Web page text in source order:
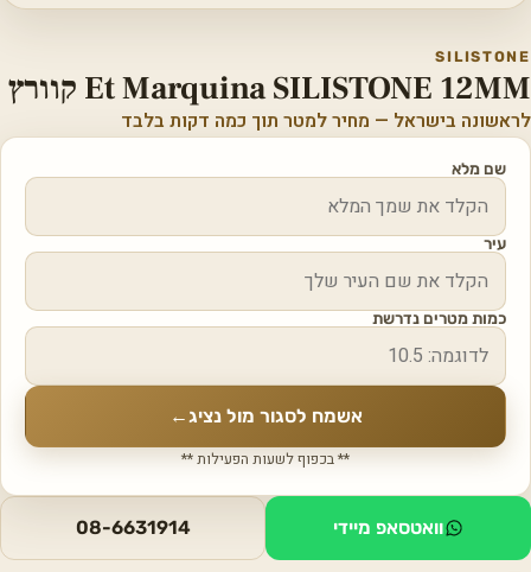
SILISTONE
Et Marquina SILISTONE 12MM קוורץ
לראשונה בישראל — מחיר למטר תוך כמה דקות בלבד
שם מלא
עיר
כמות מטרים נדרשת
אשמח לסגור מול נציג←
** בכפוף לשעות הפעילות **
וואטסאפ מיידי 08-6631914